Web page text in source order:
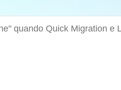
quando Quick Migration e